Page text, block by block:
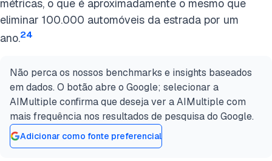
métricas, o que é aproximadamente o mesmo que
eliminar 100.000 automóveis da estrada por um
ano.24
Não perca os nossos benchmarks e insights baseados
em dados. O botão abre o Google; selecionar a
AIMultiple confirma que deseja ver a AIMultiple com
mais frequência nos resultados de pesquisa do Google.
Adicionar como fonte preferencial